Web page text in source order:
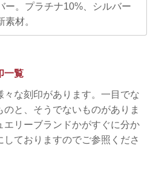
ー。プラチナ10%、シルバー
材。
一覧
々な刻印があります。一目でな
と、そうでないものがありま
リーブランドかがすぐに分か
ておりますのでご参照くださ